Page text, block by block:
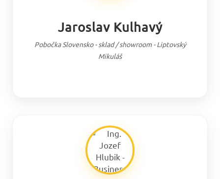
Jaroslav Kulhavý
Pobočka Slovensko - sklad / showroom - Liptovský
Mikuláš